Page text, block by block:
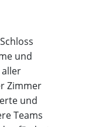
und
aller
Zimmer
und
Teams